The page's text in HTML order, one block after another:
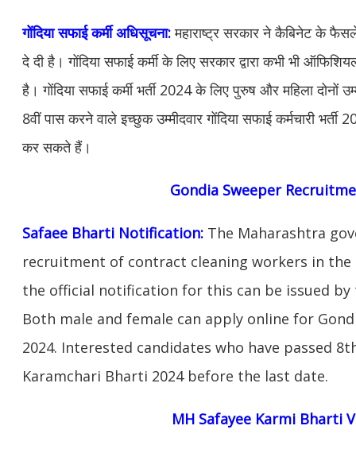
गोंदिया सफाई कर्मी अधिसूचना:महाराष्ट्र सरकार ने कैबिनेट के फैसले
दे दी है। गोंदिया सफाई कर्मी के लिए सरकार द्वारा कभी भी
है। गोंदिया सफाई कर्मी भर्ती 2024 के लिए पुरुष और महिला
8वीं पास करने वाले इच्छुक उम्मीदवार गोंदिया सफाई कर्मचारी
कर सकते हैं।
Gondia Sweeper
Safaee Bharti Notification: The Maharashtra
recruitment of contract cleaning workers in the
the official notification for this can be issued
Both male and female can apply online for
2024. Interested candidates who have passed
Karamchari Bharti 2024 before the last date.
MH Safayee Karmi Bharti